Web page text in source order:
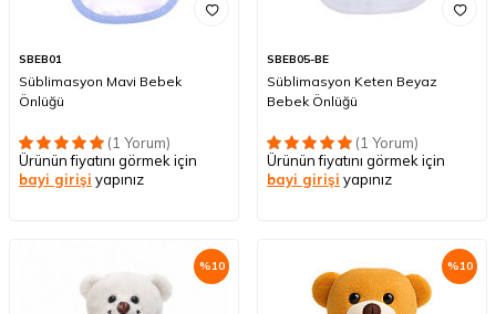
SBEB01
Süblimasyon Mavi Bebek
Önlüğü
(1 Yorum)
Ürünün fiyatını görmek için
bayi girişi yapınız
SBEB05-BE
Süblimasyon Keten Beyaz
Bebek Önlüğü
(1 Yorum)
Ürünün fiyatını görmek için
bayi girişi yapınız
%10 %10